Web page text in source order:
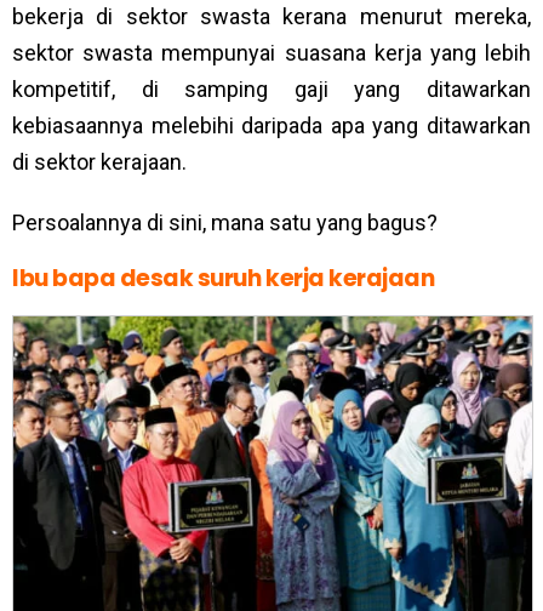
bekerja di sektor swasta kerana menurut mereka,
sektor swasta mempunyai suasana kerja yang lebih
kompetitif, di samping gaji yang ditawarkan
kebiasaannya melebihi daripada apa yang ditawarkan
di sektor kerajaan.
Persoalannya di sini, mana satu yang bagus?
Ibu bapa desak suruh kerja kerajaan